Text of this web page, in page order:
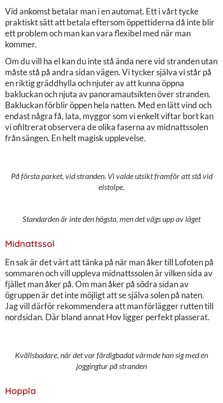
Vid ankomst betalar man i en automat. Ett i vårt tycke
praktiskt sätt att betala eftersom öppettiderna då inte blir
ett problem och man kan vara flexibel med när man
kommer.
Om du vill ha el kan du inte stå ända nere vid stranden utan
måste stå på andra sidan vägen. Vi tycker själva vi står på
en riktig gräddhylla och njuter av att kunna öppna
bakluckan och njuta av panoramautsikten över stranden.
Bakluckan förblir öppen hela natten. Med en lätt vind och
endast några få, lata, myggor som vi enkelt viftar bort kan
vi ofiltrerat observera de olika faserna av midnattssolen
från sängen. En helt magisk upplevelse.
På första parket, vid stranden. Vi valde utsikt framför att stå vid
elstolpe.
Standarden är inte den högsta, men det vägs upp av läget
Midnattssol
En sak är det värt att tänka på när man åker till Lofoten på
sommaren och vill uppleva midnattssolen är vilken sida av
fjället man åker på. Om man åker på södra sidan av
ögruppen är det inte möjligt att se själva solen på naten.
Jag vill därför rekommendera att man förlägger rutten till
nordsidan. Där bland annat Hov ligger perfekt plasserat.
Kvällsbadare, när det var färdigbadat värmde han sig med en
joggingtur på stranden
Hoppla